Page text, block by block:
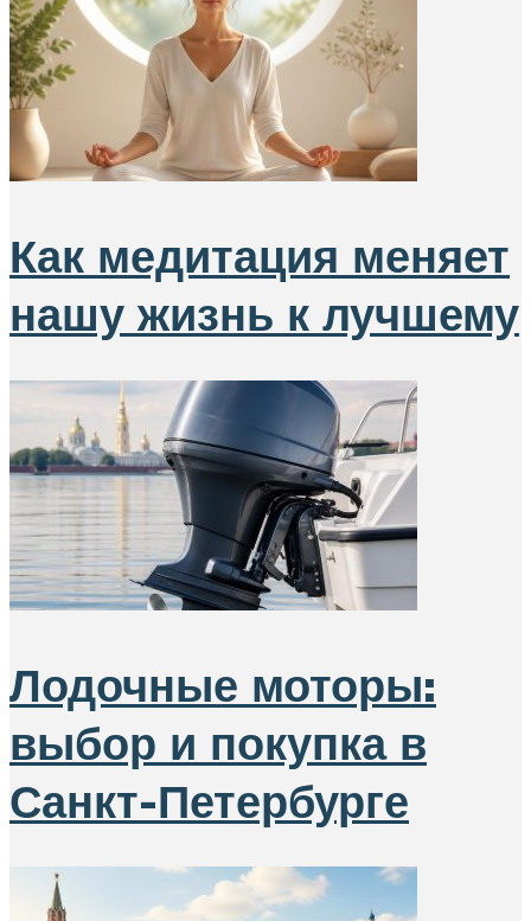
Как медитация меняет
нашу жизнь к лучшему
Лодочные моторы:
выбор и покупка в
Санкт-Петербурге